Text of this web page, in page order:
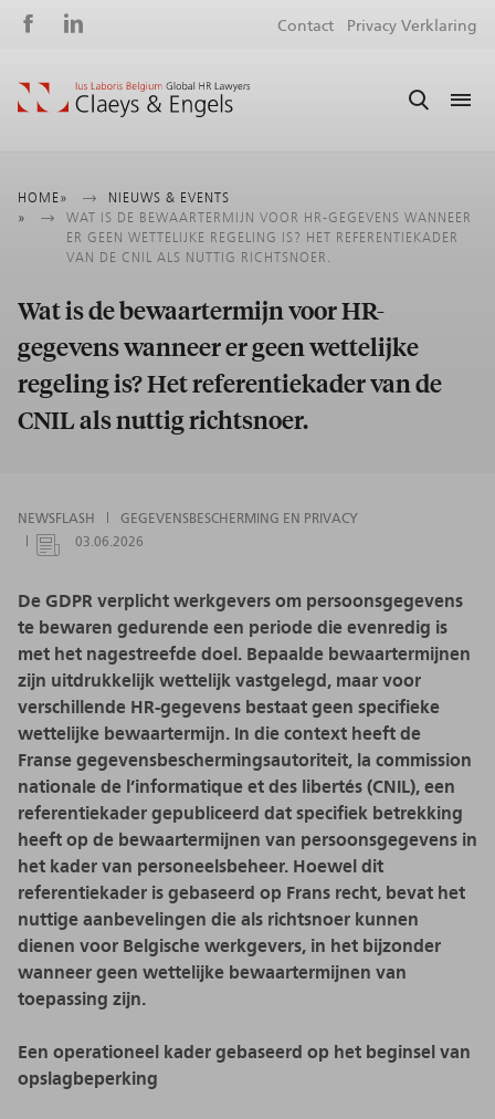
Social
Contact Privacy Verklaring
Kruimelpad
HOME
NIEUWS & EVENTS
WAT IS DE BEWAARTERMIJN VOOR HR-GEGEVENS WANNEER
ER GEEN WETTELIJKE REGELING IS? HET REFERENTIEKADER
VAN DE CNIL ALS NUTTIG RICHTSNOER.
Wat is de bewaartermijn voor HR-
gegevens wanneer er geen wettelijke
regeling is? Het referentiekader van de
CNIL als nuttig richtsnoer.
NEWSFLASH
GEGEVENSBESCHERMING EN PRIVACY
03.06.2026
De GDPR verplicht werkgevers om persoonsgegevens
te bewaren gedurende een periode die evenredig is
met het nagestreefde doel. Bepaalde bewaartermijnen
zijn uitdrukkelijk wettelijk vastgelegd, maar voor
verschillende HR-gegevens bestaat geen specifieke
wettelijke bewaartermijn. In die context heeft de
Franse gegevensbeschermingsautoriteit, la commission
nationale de l’informatique et des libertés (CNIL), een
referentiekader gepubliceerd dat specifiek betrekking
heeft op de bewaartermijnen van persoonsgegevens in
het kader van personeelsbeheer. Hoewel dit
referentiekader is gebaseerd op Frans recht, bevat het
nuttige aanbevelingen die als richtsnoer kunnen
dienen voor Belgische werkgevers, in het bijzonder
wanneer geen wettelijke bewaartermijnen van
toepassing zijn.
Een operationeel kader gebaseerd op het beginsel van
opslagbeperking